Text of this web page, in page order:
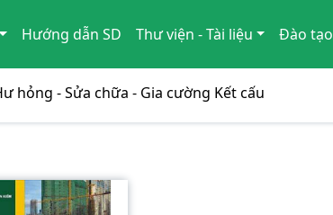
Hướng dẫn SD Thư viện - Tài liệu Đào tạo
hỏng - Sửa chữa - Gia cường Kết cấu